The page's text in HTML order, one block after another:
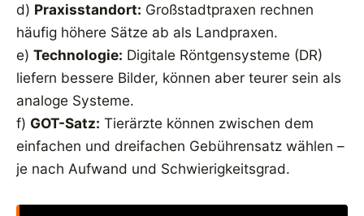
d) Praxisstandort: Großstadtpraxen rechnen
häufig höhere Sätze ab als Landpraxen.
e) Technologie: Digitale Röntgensysteme (DR)
liefern bessere Bilder, können aber teurer sein als
analoge Systeme.
f) GOT-Satz: Tierärzte können zwischen dem
einfachen und dreifachen Gebührensatz wählen –
je nach Aufwand und Schwierigkeitsgrad.